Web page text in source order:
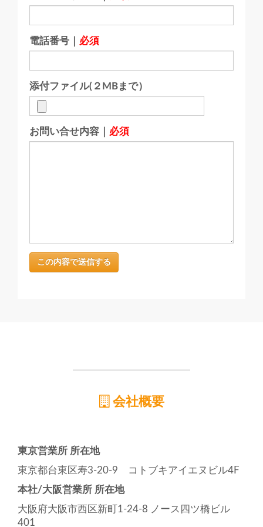
電話番号｜ 必須
添付ファイル(２MBまで）
お問い合せ内容｜ 必須
会社概要
東京営業所 所在地
東京都台東区寿3-20-9 コトブキアイエヌビル4F
本社/大阪営業所 所在地
大阪府大阪市西区新町1-24-8 ノース四ツ橋ビル
401